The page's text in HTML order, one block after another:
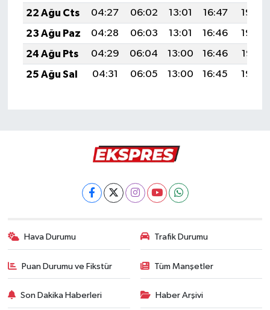
22 Ağu Cts
04:27 06:02 13:01 16:47
19:50
23 Ağu Paz
04:28 06:03 13:01 16:46
19:49
24 Ağu Pts
04:29 06:04 13:00 16:46
19:47
25 Ağu Sal
04:31 06:05 13:00 16:45 19:46
Hava Durumu Trafik Durumu
Puan Durumu ve Fikstür Tüm Manşetler
Son Dakika Haberleri Haber Arşivi